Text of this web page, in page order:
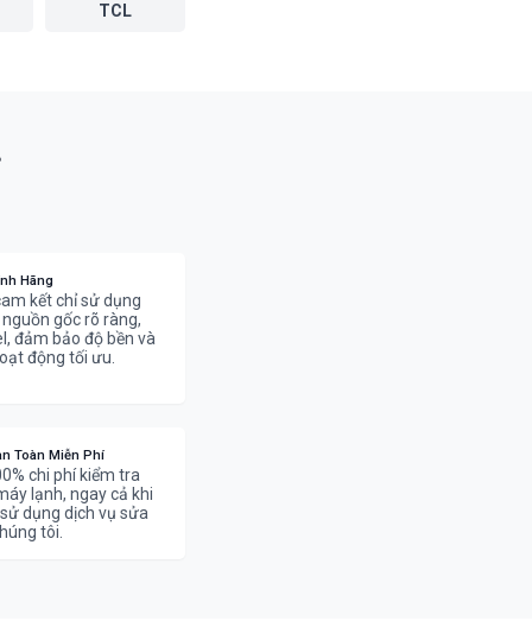
TCL
Hãng
kết chỉ sử dụng
gốc rõ ràng,
đảm bảo độ bền và
động tối ưu.
Toàn Miễn Phí
chi phí kiểm tra
lạnh, ngay cả khi
dụng dịch vụ sửa
tôi.